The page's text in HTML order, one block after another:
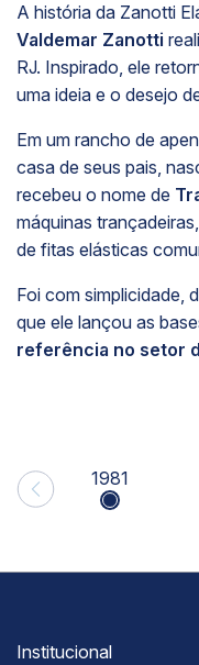
A história da Zanotti
Valdemar Zanotti
RJ. Inspirado, ele
uma ideia e o desejo
Em um rancho de
casa de seus pais,
recebeu o nome de
máquinas
de fitas elásticas
Foi com simplicidade,
que ele lançou as
referência no setor
1981
Institucional